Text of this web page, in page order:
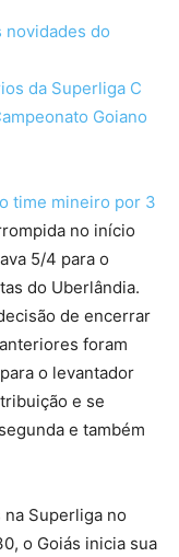
novidades do
da Superliga C
Goiano
time mineiro por 3
no início
5/4 para o
do Uberlândia.
de encerrar
foram
o levantador
e se
e também
Superliga no
o Goiás inicia sua